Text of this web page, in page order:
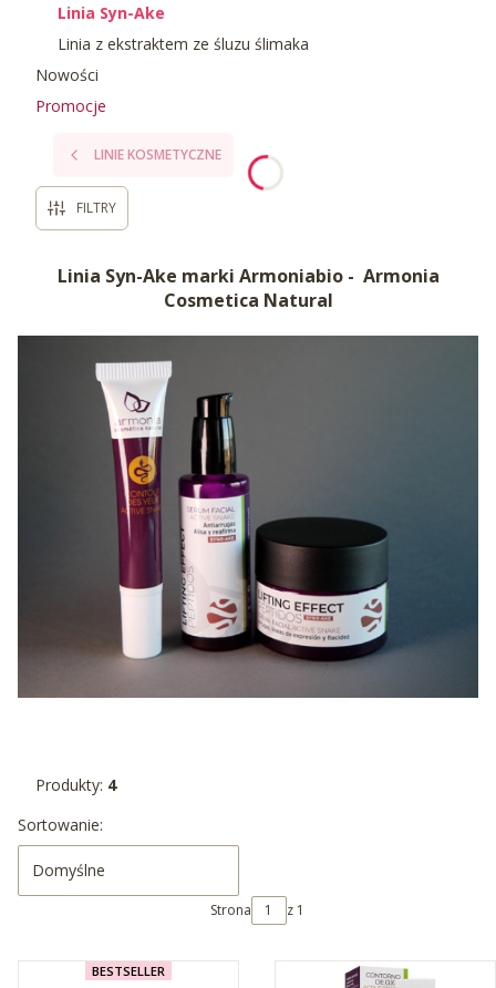
Linia Syn-Ake
Linia z ekstraktem ze śluzu ślimaka
Nowości
Promocje
LINIE KOSMETYCZNE
FILTRY
Linia Syn-Ake marki Armoniabio - Armonia
Cosmetica Natural
Produkty: 4
Lista produktów
Sortowanie:
Domyślne
Strona z 1
BESTSELLER